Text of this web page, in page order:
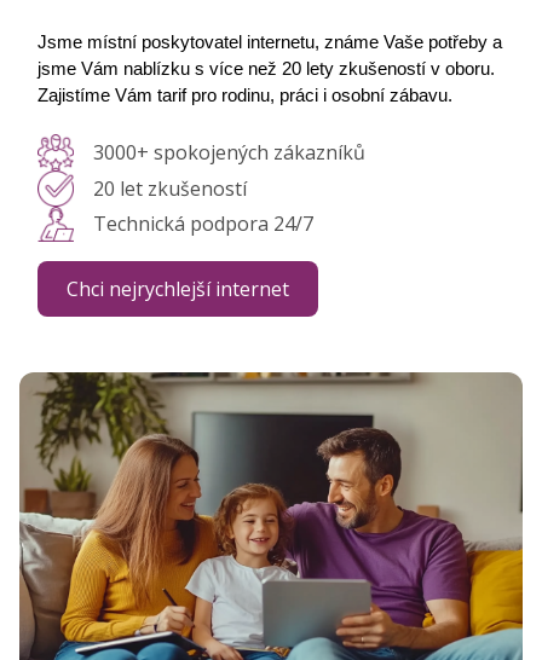
Jsme místní poskytovatel internetu, známe Vaše potřeby a
jsme Vám nablízku s více než 20 lety zkušeností v oboru.
Zajistíme Vám tarif pro rodinu, práci i osobní zábavu.
3000+ spokojených zákazníků
20 let zkušeností
Technická podpora 24/7
Chci nejrychlejší internet